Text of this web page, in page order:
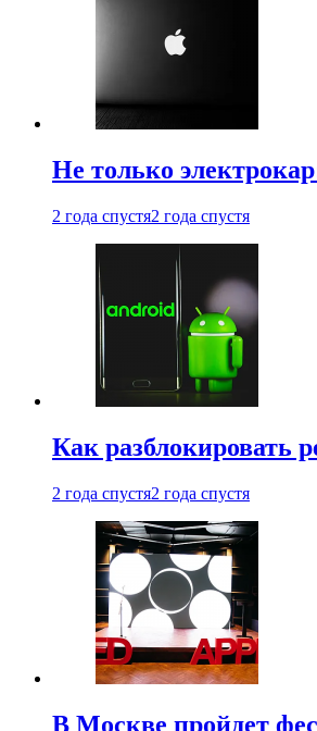
Не только
2 года спустя2 года спустя
Как разблокировать
2 года спустя2 года спустя
В Москве пройдет